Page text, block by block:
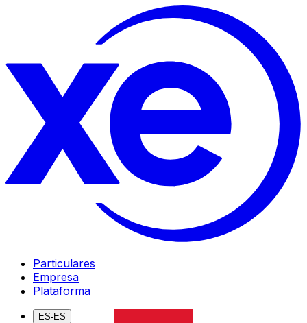
Particulares
Empresa
Plataforma
ES-ES